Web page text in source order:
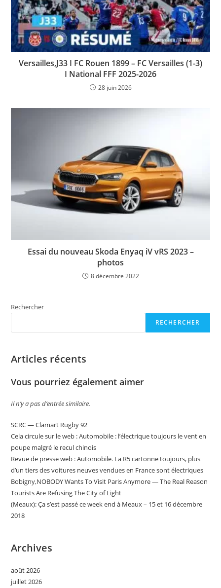
Versailles,J33 I FC Rouen 1899 – FC Versailles (1-3)
I National FFF 2025-2026
28 juin 2026
Essai du nouveau Skoda Enyaq iV vRS 2023 –
photos
8 décembre 2022
Rechercher
RECHERCHER
Articles récents
Vous pourriez également aimer
Il n’y a pas d’entrée similaire.
SCRC — Clamart Rugby 92
Cela circule sur le web : Automobile : l’électrique toujours le vent en
poupe malgré le recul chinois
Revue de presse web : Automobile. La R5 cartonne toujours, plus
d’un tiers des voitures neuves vendues en France sont électriques
Bobigny,NOBODY Wants To Visit Paris Anymore — The Real Reason
Tourists Are Refusing The City of Light
(Meaux): Ça s’est passé ce week end à Meaux – 15 et 16 décembre
2018
Archives
août 2026
juillet 2026